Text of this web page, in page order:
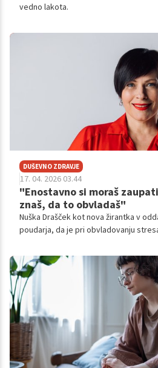
vedno lakota.
DUŠEVNO ZDRAVJE
17. 04. 2026 03.44
"Enostavno si moraš
znaš, da to obvladaš"
Nuška Drašček kot nova žirantka v
poudarja, da je pri obvladovanju
prav to zmanjšuje negotovost in